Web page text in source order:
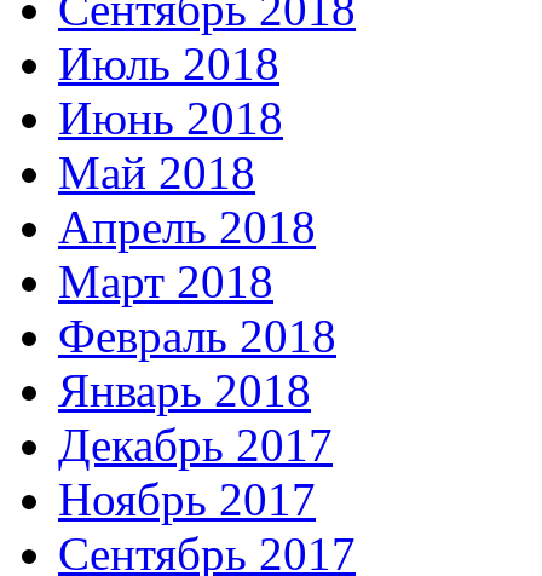
Июль 2018
Июнь 2018
Май 2018
Апрель 2018
Март 2018
Февраль 2018
Январь 2018
Декабрь 2017
Ноябрь 2017
Сентябрь 2017